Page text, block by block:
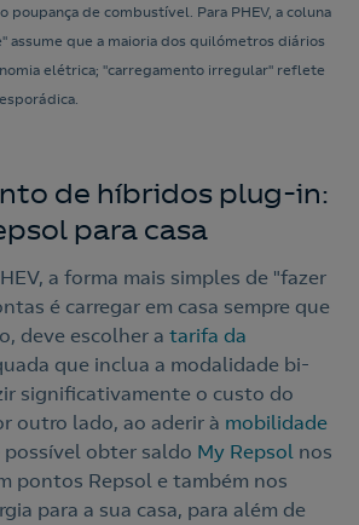
poupança de combustível. Para PHEV, a coluna
assume que a maioria dos quilómetros diários
elétrica; "carregamento irregular" reflete
de híbridos plug-in:
para casa
a forma mais simples de "fazer
é carregar em casa sempre que
deve escolher a tarifa da
que inclua a modalidade bi-
significativamente o custo do
outro lado, ao aderir à mobilidade
possível obter saldo My Repsol nos
pontos Repsol e também nos
para a sua casa, para além de